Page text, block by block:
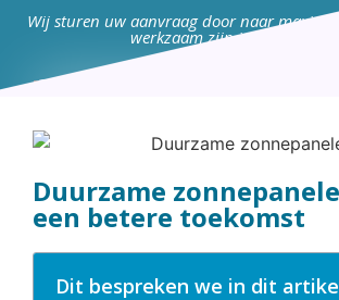
Wij sturen uw aanvraag door naar
werkzaam zijn in uw
Duurzame
een betere toekomst
Dit bespreken we in dit